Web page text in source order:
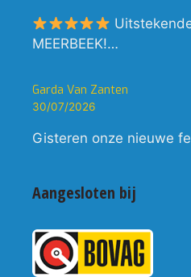
MEERBEEK!…
Garda Van Zanten
30/07/2026
Gisteren onze nieuwe
Aangesloten bij